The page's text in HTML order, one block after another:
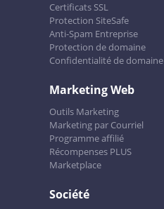
Certificats SSL
Protection SiteSafe
Anti-Spam Entreprise
Protection de domaine
Confidentialité de domaine
Marketing Web
Outils Marketing
Marketing par Courriel
Programme affilié
Récompenses PLUS
Marketplace
Société